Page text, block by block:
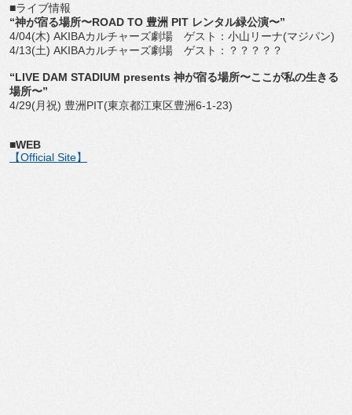
■ライブ情報
“神が宿る場所〜ROAD TO 豊洲 PIT レンタル緑公演〜”
4/04(木) AKIBAカルチャーズ劇場 ゲスト：小山リーナ(マジパン)
4/13(土) AKIBAカルチャーズ劇場 ゲスト：？？？？？
“LIVE DAM STADIUM presents 神が宿る場所〜ここが私の生きる
場所〜”
4/29(月祝) 豊洲PIT(東京都江東区豊洲6-1-23)
■WEB
【Official Site】